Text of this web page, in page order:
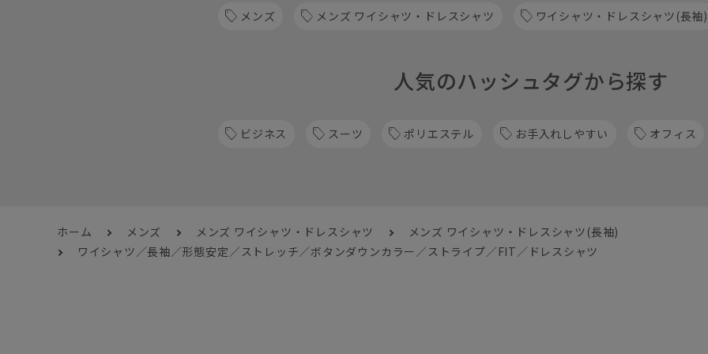
メンズ メンズ ワイシャツ・ドレスシャツ ワイシャツ・ドレスシャツ(長袖)
人気のハッシュタグから探す
ビジネス スーツ ポリエステル お手入れしやすい オフィス
ホーム メンズ メンズ ワイシャツ・ドレスシャツ
メンズ ワイシャツ・ドレスシャツ(長袖)
ワイシャツ／長袖／形態安定／ストレッチ／ボタンダウンカラー／ストライプ／FIT／ドレスシャツ